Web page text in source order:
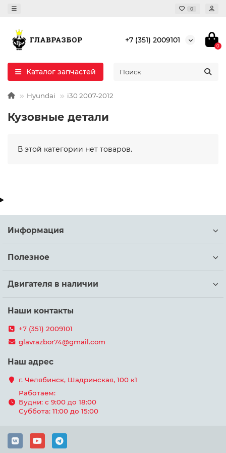
0
+7 (351) 2009101
0
Каталог запчастей
Hyundai i30 2007-2012
Кузовные детали
В этой категории нет товаров.
Информация
Полезное
Двигателя в наличии
Наши контакты
+7 (351) 2009101
glavrazbor74@gmail.com
Наш адрес
г. Челябинск, Шадринская, 100 к1
Работаем:
Будни: с 9:00 до 18:00
Суббота: 11:00 до 15:00